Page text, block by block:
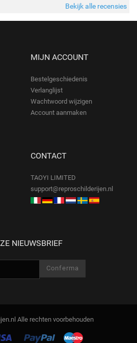
Bekijk alle recensies
MIJN ACCOUNT
Bestelgeschiedenis
Verlanglijst
Wachtwoord wijzigen
Account aanmaken
CONTACT
TAOYI LIMITED
support@reproschilderijen.nl
NIEUWSBRIEF
Alle rechten voorbehouden